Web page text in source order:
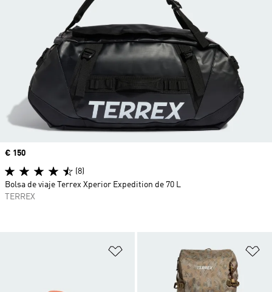
Añadir a la lista de deseos
Precio
€ 150
(8)
Bolsa de viaje Terrex Xperior Expedition de 70 L
TERREX